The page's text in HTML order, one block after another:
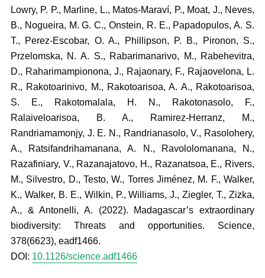
Lowry, P. P., Marline, L., Matos-Maraví, P., Moat, J., Neves,
B., Nogueira, M. G. C., Onstein, R. E., Papadopulos, A. S.
T., Perez-Escobar, O. A., Phillipson, P. B., Pironon, S.,
Przelomska, N. A. S., Rabarimanarivo, M., Rabehevitra,
D., Raharimampionona, J., Rajaonary, F., Rajaovelona, L.
R., Rakotoarinivo, M., Rakotoarisoa, A. A., Rakotoarisoa,
S. E., Rakotomalala, H. N., Rakotonasolo, F.,
Ralaiveloarisoa, B. A., Ramirez-Herranz, M.,
Randriamamonjy, J. E. N., Randrianasolo, V., Rasolohery,
A., Ratsifandrihamanana, A. N., Ravololomanana, N.,
Razafiniary, V., Razanajatovo, H., Razanatsoa, E., Rivers,
M., Silvestro, D., Testo, W., Torres Jiménez, M. F., Walker,
K., Walker, B. E., Wilkin, P., Williams, J., Ziegler, T., Zizka,
A., & Antonelli, A. (2022). Madagascar’s extraordinary
biodiversity: Threats and opportunities. Science,
378(6623), eadf1466.
DOI: 10.1126/science.adf1466